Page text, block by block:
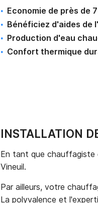
Economie de près de
Bénéficiez d'aides de
Production d'eau
Confort thermique
INSTALLATION
En tant que chauffagiste
Vineuil.
Par ailleurs, votre
La polyvalence et